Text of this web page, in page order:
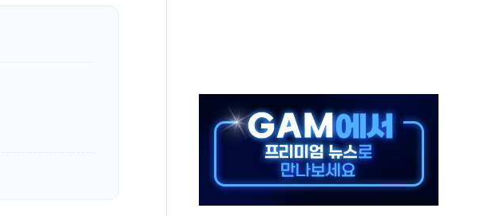
1순위보다 낮은 특별공급 경쟁률… 실수요자 관심